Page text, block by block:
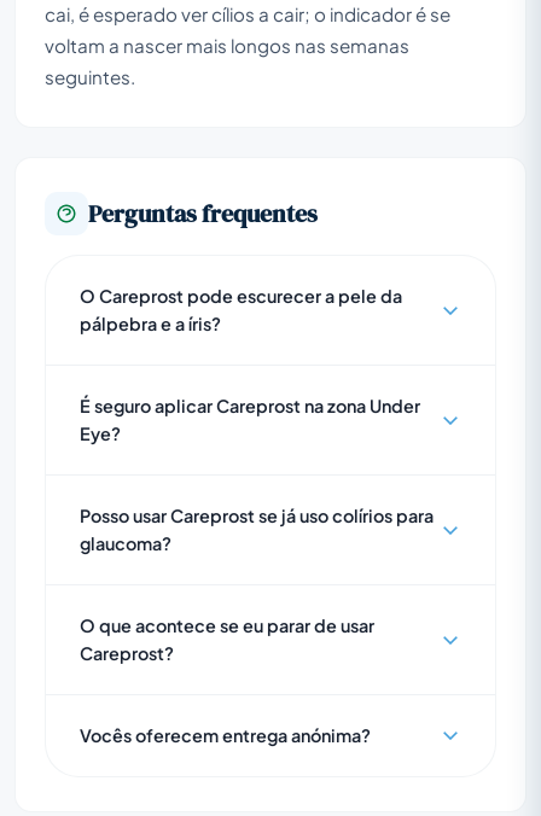
cai, é esperado ver cílios a cair; o indicador é se
voltam a nascer mais longos nas semanas
seguintes.
Perguntas frequentes
O Careprost pode escurecer a pele da
pálpebra e a íris?
É seguro aplicar Careprost na zona Under
Eye?
Posso usar Careprost se já uso colírios para
glaucoma?
O que acontece se eu parar de usar
Careprost?
Vocês oferecem entrega anónima?